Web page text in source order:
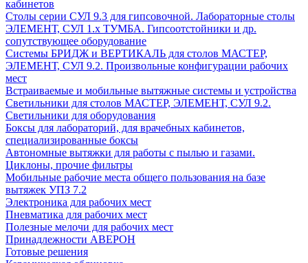
кабинетов
Столы серии СУЛ 9.3 для гипсовочной. Лабораторные столы
ЭЛЕМЕНТ, СУЛ 1.х ТУМБА. Гипсоотстойники и др.
сопутствующее оборудование
Системы БРИДЖ и ВЕРТИКАЛЬ для столов МАСТЕР,
ЭЛЕМЕНТ, СУЛ 9.2. Произвольные конфигурации рабочих
мест
Встраиваемые и мобильные вытяжные системы и устройства
Светильники для столов МАСТЕР, ЭЛЕМЕНТ, СУЛ 9.2.
Светильники для оборудования
Боксы для лабораторий, для врачебных кабинетов,
специализированные боксы
Автономные вытяжки для работы с пылью и газами.
Циклоны, прочие фильтры
Мобильные рабочие места общего пользования на базе
вытяжек УПЗ 7.2
Электроника для рабочих мест
Пневматика для рабочих мест
Полезные мелочи для рабочих мест
Принадлежности АВЕРОН
Готовые решения